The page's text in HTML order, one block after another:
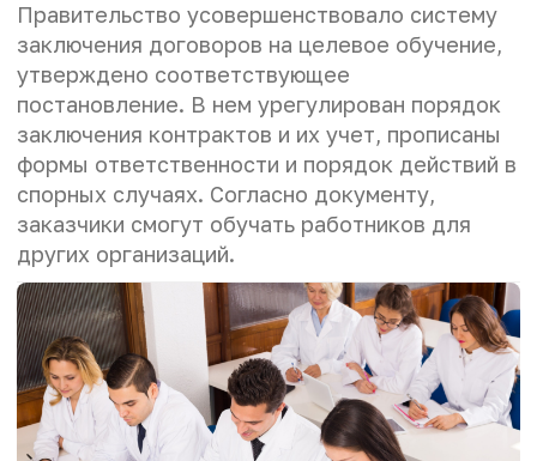
Правительство усовершенствовало систему
заключения договоров на целевое обучение,
утверждено соответствующее
постановление. В нем урегулирован порядок
заключения контрактов и их учет, прописаны
формы ответственности и порядок действий в
спорных случаях. Согласно документу,
заказчики смогут обучать работников для
других организаций.